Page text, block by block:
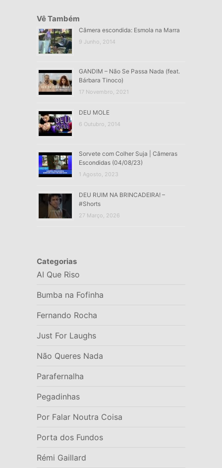
Vê Também
Câmera escondida: Esmola na Marra
9 Junho, 2014
GANDIM – Não Se Passa Nada (feat.
Bárbara Tinoco)
17 Novembro, 2021
DEU MOLE
6 Outubro, 2014
Sorvete com Colher Suja | Câmeras
Escondidas (04/08/23)
1 Agosto, 2023
DEU RUIM NA BRINCADEIRA! –
#Shorts
27 Março, 2026
Categorias
AI Que Riso
Bumba na Fofinha
Fernando Rocha
Just For Laughs
Não Queres Nada
Parafernalha
Pegadinhas
Por Falar Noutra Coisa
Porta dos Fundos
Rémi Gaillard